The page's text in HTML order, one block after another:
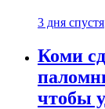
3 дня спустя
Коми
чтобы